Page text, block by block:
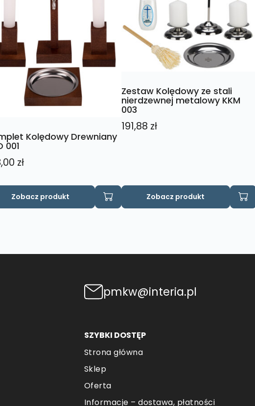
Kolędowy Drewniany
001
zł
Zobacz produkt
Zestaw Kolędowy ze stali
nierdzewnej metalowy KKM
003
191,88 zł
Zobacz produkt
pmkw@interia.pl
SZYBKI DOSTĘP
Strona główna
Sklep
Oferta
Informacje – dostawa, płatności